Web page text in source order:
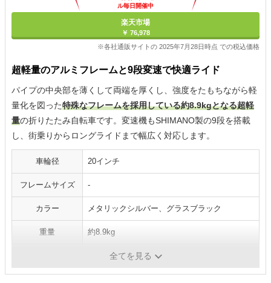
ル毎日開催中
楽天市場
￥ 76,978
※各社通販サイトの 2025年7月28日時点 での税込価格
超軽量のアルミフレームと9段変速で快適ライド
パイプの中央部を薄くして両端を厚くし、強度をたもちながら軽
量化を図った特殊なフレームを採用している約8.9kgとなる超軽
量の折りたたみ自転車です。変速機もSHIMANO製の9段を搭載
し、街乗りからロングライドまで幅広く対応します。
車輪径 20インチ
フレームサイズ -
カラー メタリックシルバー、グラスブラック
重量 約8.9kg
全てを見る